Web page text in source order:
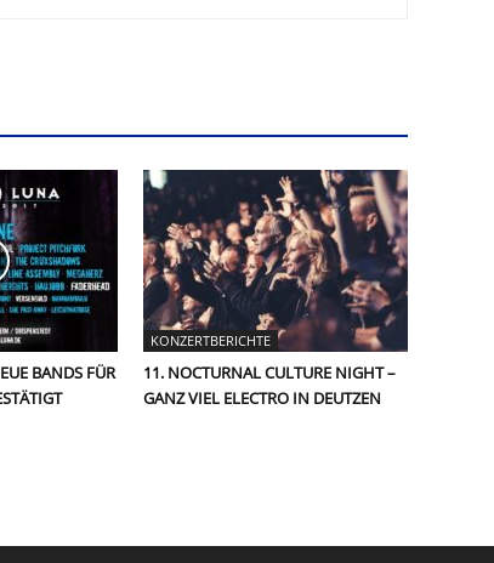
BANDS FÜR
KONZERTBERICHTE
11. NOCTURNAL CULTURE NIGHT –
GANZ VIEL ELECTRO IN DEUTZEN